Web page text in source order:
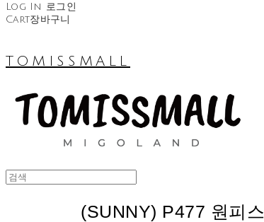
Log In
로그인
Cart장바구니
TOMISSMALL
(SUNNY) P477 원피스